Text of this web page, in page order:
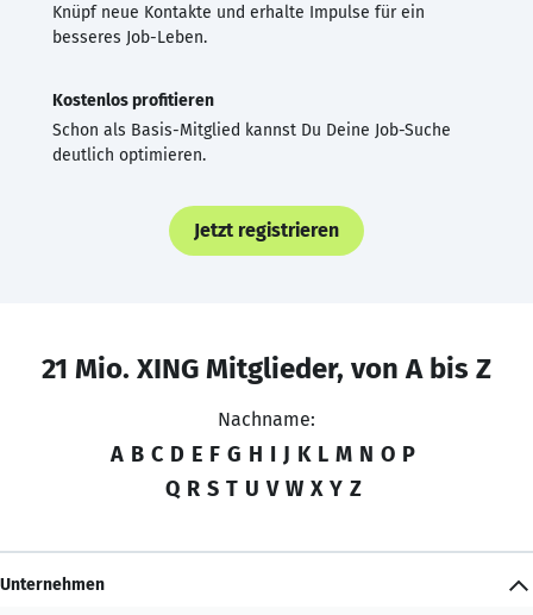
Knüpf neue Kontakte und erhalte Impulse für ein
besseres Job-Leben.
Kostenlos profitieren
Schon als Basis-Mitglied kannst Du Deine Job-Suche
deutlich optimieren.
Jetzt registrieren
21 Mio. XING Mitglieder, von A bis Z
Nachname:
A B C D E F G H I J K L M N O P
Q R S T U V W X Y Z
Unternehmen